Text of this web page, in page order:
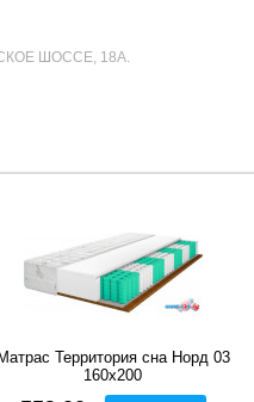
ШОССЕ, 18А.
Матрас Территория сна Норд 03
160x200